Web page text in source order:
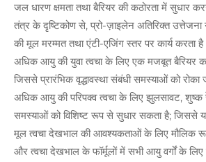
जल धारण क्षमता तथा बैरियर की कठोरता में सुधार
तंत्र के दृष्टिकोण से, प्रो-ज़ाइलेन अतिरिक्त उत्तेजना
की मूल मरम्मत तथा एंटी-एजिंग स्तर पर कार्य
अधिक आयु की युवा त्वचा के लिए एक मजबूत बैरियर
जिससे प्रारंभिक वृद्धावस्था संबंधी समस्याओं को
अधिक आयु की परिपक्व त्वचा के लिए झुलसावट, शुष्क
समस्याओं को विशिष्ट रूप से सुधार सकता है; जिससे
मूल त्वचा देखभाल की आवश्यकताओं के लिए मौलिक
और त्वचा देखभाल के फॉर्मूलों में सभी आयु वर्गों के